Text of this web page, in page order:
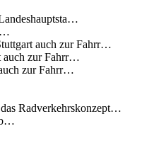
auch zur Fahrr…
auch zur Fahrr…
zur Fahrr…
Radverkehrskonzept…
b…